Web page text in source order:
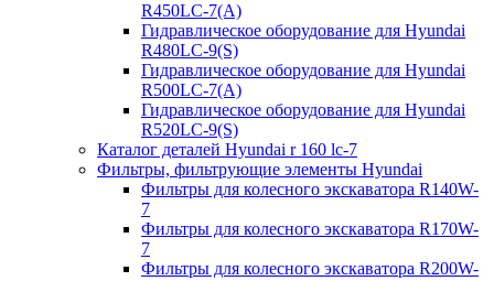
R450LC-7(A)
Гидравлическое оборудование для Hyundai
R480LC-9(S)
Гидравлическое оборудование для Hyundai
R500LC-7(A)
Гидравлическое оборудование для Hyundai
R520LC-9(S)
Каталог деталей Hyundai r 160 lc-7
Фильтры, фильтрующие элементы Hyundai
Фильтры для колесного экскаватора R140W-
7
Фильтры для колесного экскаватора R170W-
7
Фильтры для колесного экскаватора R200W-